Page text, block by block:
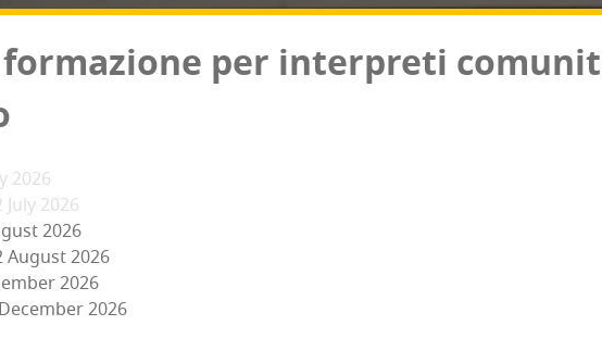
for­ma­zio­ne per inter­pre­ti
2026
2026
2026
August 2026
2026
2026